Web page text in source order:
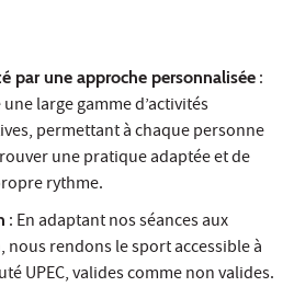
par une approche personnalisée :
large gamme d’activités
permettant à chaque personne
une pratique adaptée et de
rythme.
: En adaptant nos séances aux
nous rendons le sport accessible à
UPEC, valides comme non valides.